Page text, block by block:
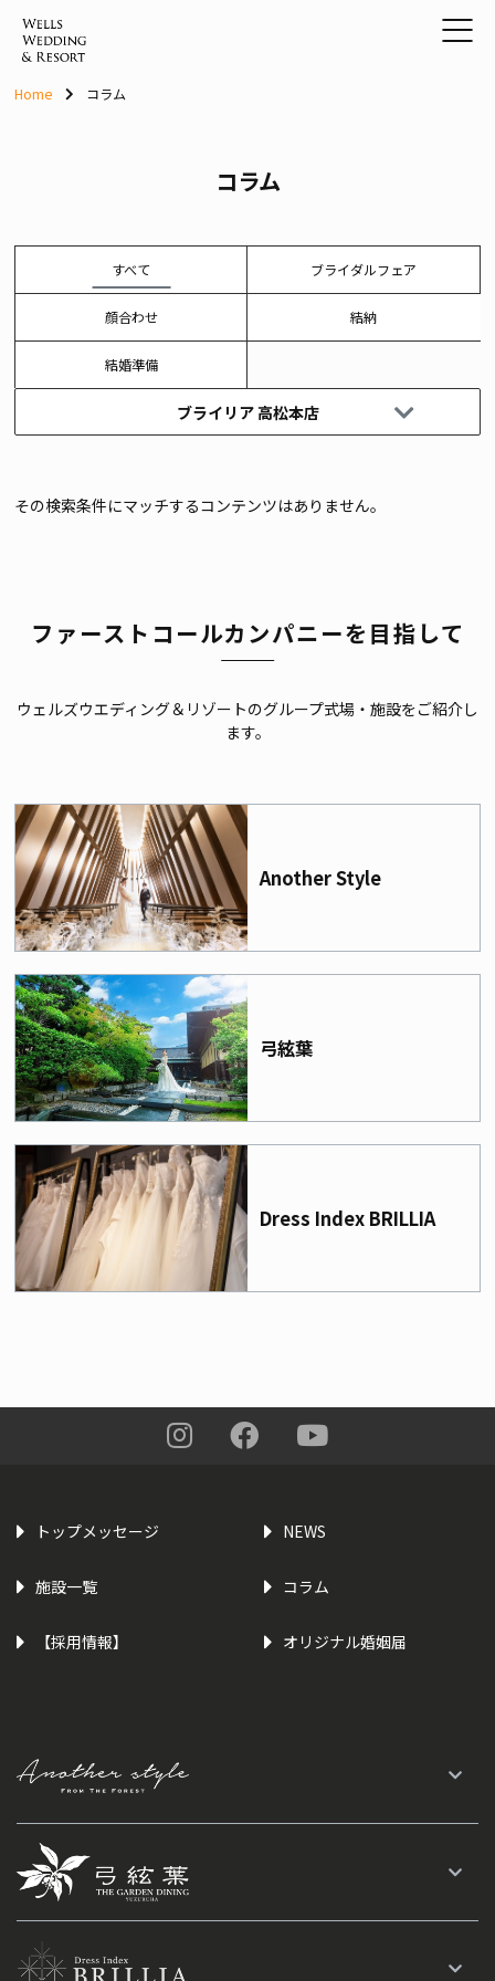
content
Home コラム
コラム
すべて ブライダルフェア
顔合わせ 結納
結婚準備
ブライリア 高松本店
その検索条件にマッチするコンテンツはありません。
ファーストコールカンパニーを目指して
ウェルズウエディング＆リゾートのグループ式場・施設をご紹介し
ます。
Another Style
弓絃葉
Dress Index BRILLIA
トップメッセージ NEWS
施設一覧 コラム
【採用情報】 オリジナル婚姻届